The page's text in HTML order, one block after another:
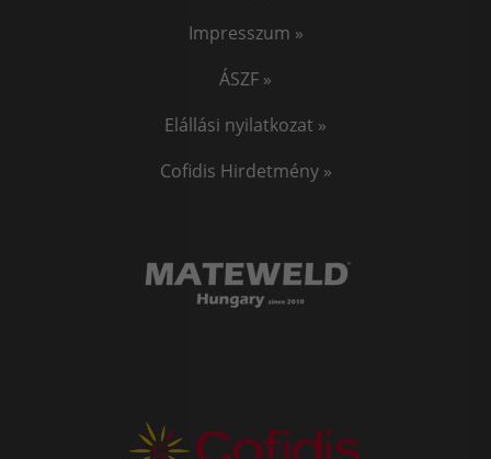
Impresszum »
ÁSZF »
Elállási nyilatkozat »
Cofidis Hirdetmény »